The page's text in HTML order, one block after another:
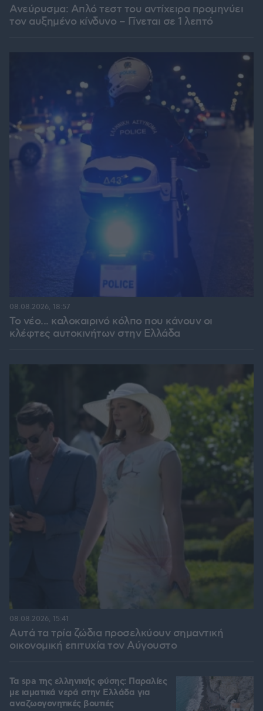
Ανεύρυσμα: Απλό τεστ του αντίχειρα προμηνύει
τον αυξημένο κίνδυνο – Γίνεται σε 1 λεπτό
Το νέο... καλοκαιρινό κόλπο που κάνουν οι
κλέφτες αυτοκινήτων στην Ελλάδα
08.08.2026, 18:57
Αυτά τα τρία ζώδια προσελκύουν σημαντική
οικονομική επιτυχία τον Αύγουστο
08.08.2026, 15:41
Τα spa της ελληνικής φύσης: Παραλίες
με ιαματικά νερά στην Ελλάδα για
αναζωογονητικές βουτιές